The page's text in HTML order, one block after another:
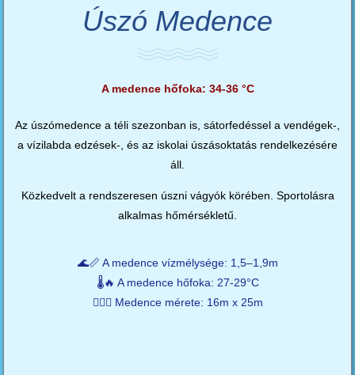
Úszó Medence
A medence hőfoka: 34-36 °C
Az úszómedence a téli szezonban is, sátorfedéssel a vendégek-,
a vízilabda edzések-, és az iskolai úszásoktatás rendelkezésére
áll.
Közkedvelt a rendszeresen úszni vágyók körében. Sportolásra
alkalmas hőmérsékletű.
🌊📏 A medence vízmélysége: 1,5–1,9m
🌡️🔥 A medence hőfoka: 27-29°C
🏊‍♂️🥒 Medence mérete: 16m x 25m